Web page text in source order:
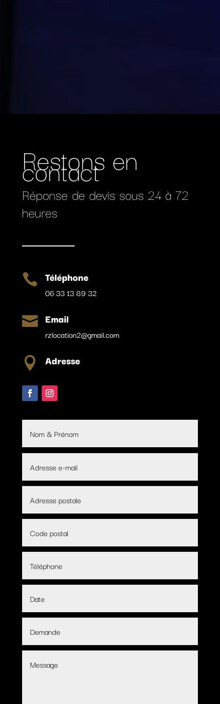
Restons en
contact
Réponse de devis sous 24 à 72
heures
 Téléphone
06 33 13 89 32
 Email
rzlocation2@gmail.com
 Adresse